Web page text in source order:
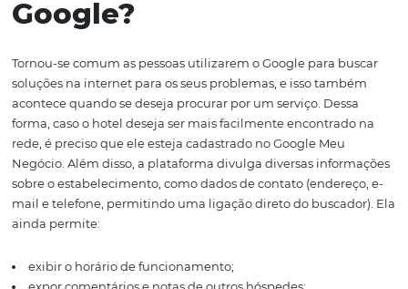
divulguem
gratuitamente seus negócios. Sendo assim,
ferramenta pode ser comparada a uma página sobre o
com informações básicas ou, ainda, àqueles guias que
referências sobre o negócio. A diferença é que essa
fica disponível digitalmente no Google.
Por que é importante
cadastrar a empresa
Google?